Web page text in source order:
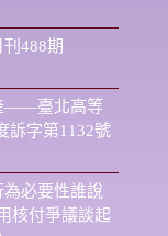
488期
——臺北高等
訴字第1132號
為必要性誰說
核付爭議談起